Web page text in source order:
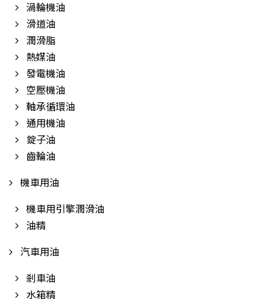
渦輪機油
滑道油
潤滑脂
熱媒油
發電機油
空壓機油
軸承循環油
通用機油
錠子油
齒輪油
機車用油
機車用引擎潤滑油
油精
汽車用油
剎車油
水箱精